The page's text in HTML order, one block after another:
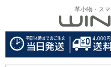
革小物・ス